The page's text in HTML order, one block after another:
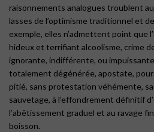
raisonnements analogues troublent
lasses de l’optimisme traditionnel et
exemple, elles n’admettent point que
hideux et terrifiant alcoolisme, crime
ignorante, indifférente, ou
totalement dégénérée, apostate,
pitié, sans protestation véhémente,
sauvetage, à l’effondrement définitif
l’abêtissement graduel et au ravage
boisson.